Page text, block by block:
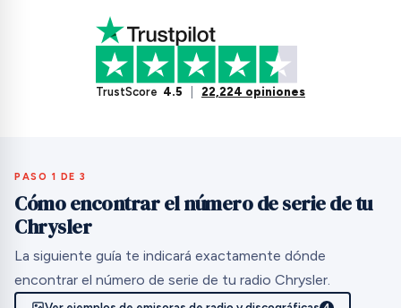
TrustScore 4.5 22,224 opiniones
PASO 1 DE 3
Cómo encontrar el número de serie de tu
Chrysler
La siguiente guía te indicará exactamente dónde
encontrar el número de serie de tu radio Chrysler.